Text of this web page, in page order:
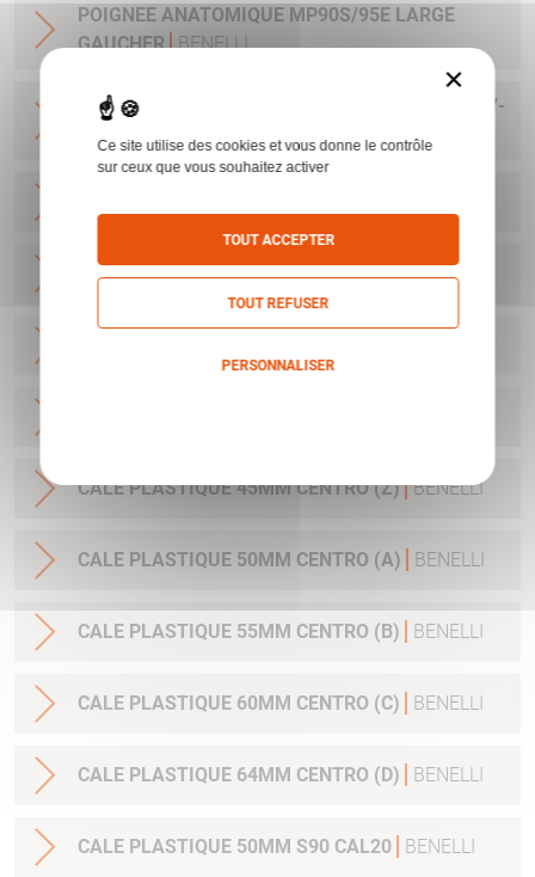
POIGNEE ANATOMIQUE MP90S/95E LARGE
GAUCHER BENELLI
KIT NETTOYAGE C12 BENELLI NNO 1005-15-187-
2134
BENELLI
CALE PLASTIQUE 55MM CRIO (B) BENELLI
CALE PLASTIQUE 45MM CENTRO (Z) BENELLI
CALE PLASTIQUE 50MM CENTRO (A) BENELLI
CALE PLASTIQUE 55MM CENTRO (B) BENELLI
CALE PLASTIQUE 60MM CENTRO (C) BENELLI
CALE PLASTIQUE 64MM CENTRO (D) BENELLI
CALE PLASTIQUE 50MM S90 CAL20 BENELLI
×
Ce site utilise des cookies et vous donne le contrôle
sur ceux que vous souhaitez activer
TOUT ACCEPTER
TOUT REFUSER
PERSONNALISER